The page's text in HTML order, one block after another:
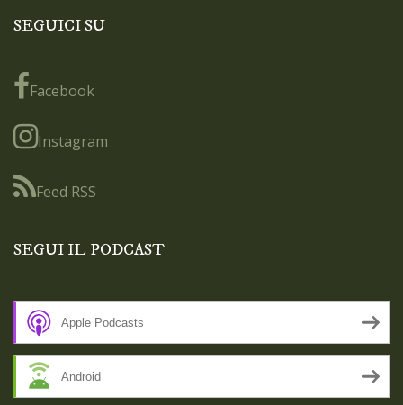
SEGUICI SU
Facebook
Instagram
Feed RSS
SEGUI IL PODCAST
Apple Podcasts
Android